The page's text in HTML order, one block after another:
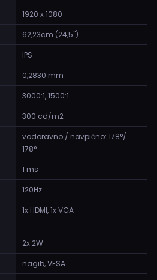
1920 x 1080
62,23cm (24,5")
IPS
0,2830 mm
3000:1, 1500:1
300 cd/m2
vodoravno / navpično: 178°/
178°
1 ms
120Hz
1x HDMI, 1x VGA
2x 2W
nagib, VESA